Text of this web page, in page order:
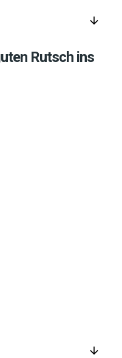
arrow_downward
Rutsch ins
arrow_downward